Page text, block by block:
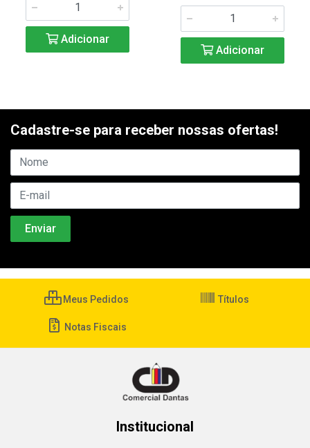
Adicionar
Adicionar
Cadastre-se para receber nossas ofertas!
Meus Pedidos Títulos
Notas Fiscais
Institucional